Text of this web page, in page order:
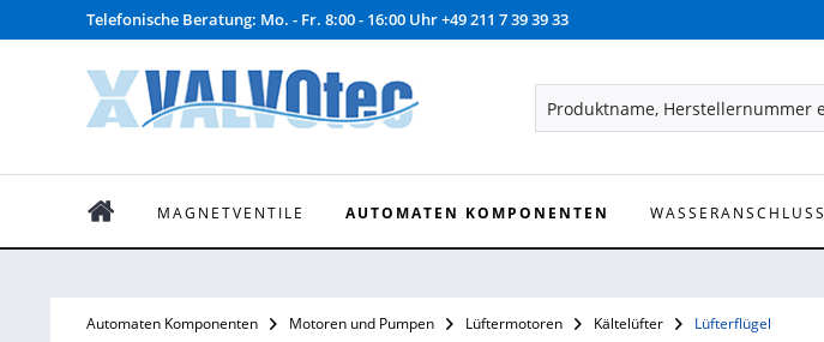
Telefonische Beratung: Mo. - Fr. 8:00 - 16:00 Uhr +49 211 7 39 39 33
MAGNETVENTILE AUTOMATEN KOMPONENTEN WASSERANSCHLUSS
Automaten Komponenten Motoren und Pumpen Lüftermotoren Kältelüfter Lüfterflügel